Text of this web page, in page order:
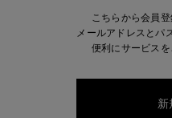
こちらから会員
メールアドレスとパ
便利にサービスを